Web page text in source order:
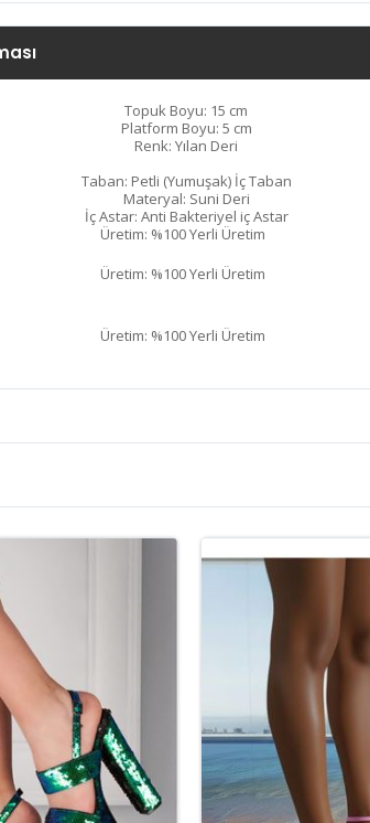
Topuk Boyu: 15 cm
Platform Boyu: 5 cm
Renk: Yılan Deri
Taban: Petli (Yumuşak) İç Taban
Materyal: Suni Deri
İç Astar: Anti Bakteriyel iç Astar
Üretim: %100 Yerli Üretim
Üretim: %100 Yerli Üretim
Üretim: %100 Yerli Üretim